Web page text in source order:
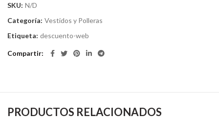
SKU: N/D
Categoría: Vestidos y Polleras
Etiqueta: descuento-web
Compartir
PRODUCTOS RELACIONADOS